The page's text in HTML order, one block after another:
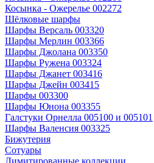
Косынка - Ожерелье 002272
Шёлковые шарфы
Шарфы Версаль 003320
Шарфы Мерлин 003366
Шарфы Джолана 003350
Шарфы Ружена 003324
Шарфы Джанет 003416
Шарфы Джейн 003415
Шарфы 003300
Шарфы Юнона 003355
Галстуки Орнелла 005100 и 005101
Шарфы Валенсия 003325
Бижутерия
Сотуары
Лимитированные коллекции